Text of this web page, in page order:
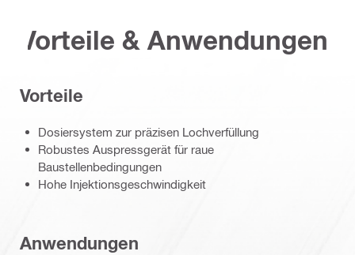
Vorteile & Anwendungen
Vorteile
Dosiersystem zur präzisen Lochverfüllung
Robustes Auspressgerät für raue
Baustellenbedingungen
Hohe Injektionsgeschwindigkeit
Anwendungen